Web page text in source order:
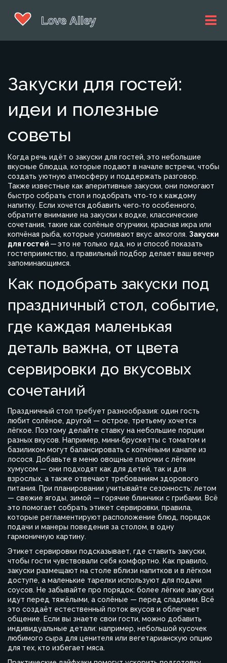
Закуски для гостей:
идеи и полезные
советы
Когда речь идёт о закуски для гостей, это небольшие
вкусные блюдца, которые подают в начале встречи, чтобы
создать уютную атмосферу и поддержать разговор.
Также известные как аперитивные закуски, они помогают
быстро собрать стол и подобрать что‑то к каждому
напитку. Если хочется добавить чего‑то особенного,
обратите внимание на закуски к водке, классические
сочетания, такие как солёные огурчики, красная икра или
копчёная рыба, которые усиливают вкус алкоголя. Закуски
для гостей — это не только еда, но и способ показать
гостеприимство, а правильный подбор делает ваш вечер
запоминающимся.
Как подобрать закуски под
праздничный стол, событие,
где каждая маленькая
деталь важна, от цвета
сервировки до вкусовых
сочетаний
Праздничный стол требует разнообразия: один гость
любит солёное, другой — острое, третьему хочется
лёгкое. Поэтому делайте ставку на небольшие порции
разных вкусов. Например, мини‑брускетты с томатом и
базиликом могут балансировать с копчёными канапе из
лосося. Добавьте в меню овощные палочки с лёгким
хумусом — они подходят как для детей, так и для
взрослых, а также отвечают требованиям здорового
питания. При планировании учитывайте сезонность: летом
— свежие ягоды, зимой — горячие блинчики с грибами. Всё
это помогает собрать этикет сервировки, правила,
которые регламентируют расположение блюд, порядок
подачи и манеры поведения за столом, в одну
гармоничную картину.
Этикет сервировки подсказывает, где ставить закуски,
чтобы гости чувствовали себя комфортно. Как правило,
закуски размещают на столе вблизи напитков и в лёгком
доступе, а маленькие тарелки используют для подачи
соусов. Не забывайте про порядок: более лёгкие закуски
идут перед тяжёлыми, а солёные — перед сладкими. Всё
это создаёт естественный поток вкусов и облегчает
общение. Если вы знаете свои гости, можно добавить
индивидуальные детали: например, небольшой кусочек
любимого сыра для ценителя или вегетарианскую опцию
для тех, кто избегает мяса.